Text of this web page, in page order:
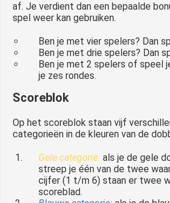
af. Je verdient dan een bepaalde
spel weer kan gebruiken.
Ben je met vier spelers? Dan
Ben je met drie spelers? Dan
Ben je met 2 spelers of speel
je zes rondes.
Scoreblok
Op het scoreblok staan vijf
categorieën in de kleuren van de
Gele categorie: als je de gele
streep je één van de twee
cijfer (1 t/m 6) staan er twee
scoreblad.